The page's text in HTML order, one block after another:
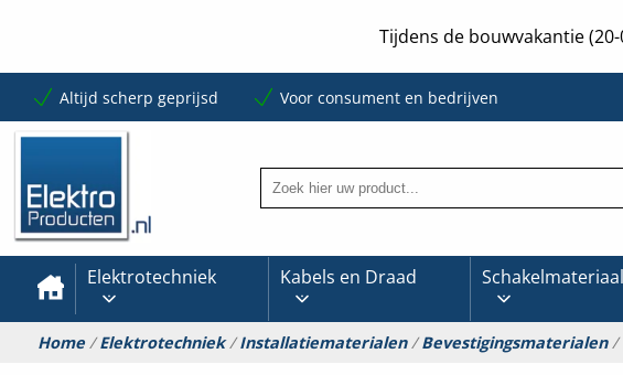
Tijdens de bouwvakantie
Altijd scherp geprijsd Voor consument en bedrijven
Elektrotechniek Kabels en Draad Schakelmateriaal
Home/Elektrotechniek/Installatiematerialen/Bevestigingsmaterialen/